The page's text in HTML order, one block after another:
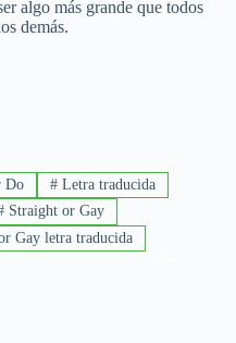
algo más grande que todos
demás.
Do #Letra traducida
Straight or Gay
Gay letra traducida